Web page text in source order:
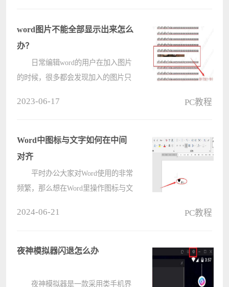
小?WPS压缩PDF文件大小教程
第一步????
word图片不能全部显示出来怎么
办？
日常编辑word的用户在加入图片
的时候，很多都会发现加入的图片只
来的解决方法，如果你也经常出现这
个????
2023-06-17 PC教程
Word中图标与文字如何在中间
对齐
平时办公大家对Word使用的非常
频繁，那么想在Word里操作图标与文
法，希望可以帮助到有需要的朋友。
2024-06-21 PC教程
夜神模拟器闪退怎么办
夜神模拟器是一款采用类手机界